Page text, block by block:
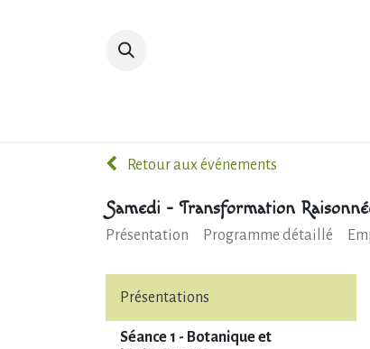
Retour aux événements
Samedi - Transformation
Présentation
Programme détaillé
Présentations
Séance 1 - Botanique et